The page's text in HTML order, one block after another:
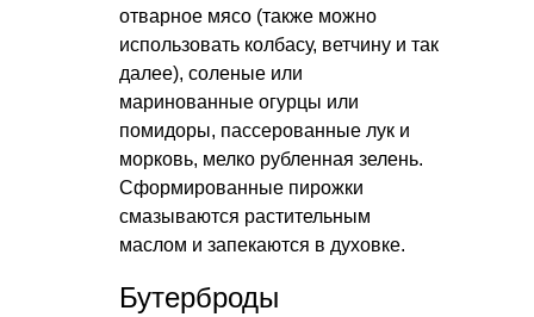
отварное мясо (также можно
использовать колбасу, ветчину и так
далее), соленые или
маринованные огурцы или
помидоры, пассерованные лук и
морковь, мелко рубленная зелень.
Сформированные пирожки
смазываются растительным
маслом и запекаются в духовке.
Бутерброды